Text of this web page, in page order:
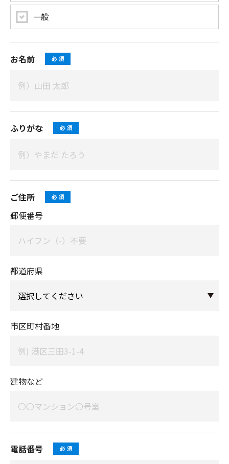
一般
お名前
ふりがな
ご住所
郵便番号
都道府県
市区町村番地
建物など
電話番号